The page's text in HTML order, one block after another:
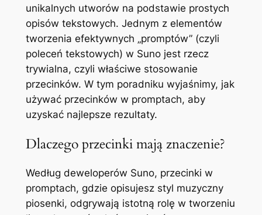
unikalnych utworów na podstawie prostych
opisów tekstowych. Jednym z elementów
tworzenia efektywnych „promptów” (czyli
poleceń tekstowych) w Suno jest rzecz
trywialna, czyli właściwe stosowanie
przecinków. W tym poradniku wyjaśnimy, jak
używać przecinków w promptach, aby
uzyskać najlepsze rezultaty.
Dlaczego przecinki mają znaczenie?
Według deweloperów Suno, przecinki w
promptach, gdzie opisujesz styl muzyczny
piosenki, odgrywają istotną rolę w tworzeniu